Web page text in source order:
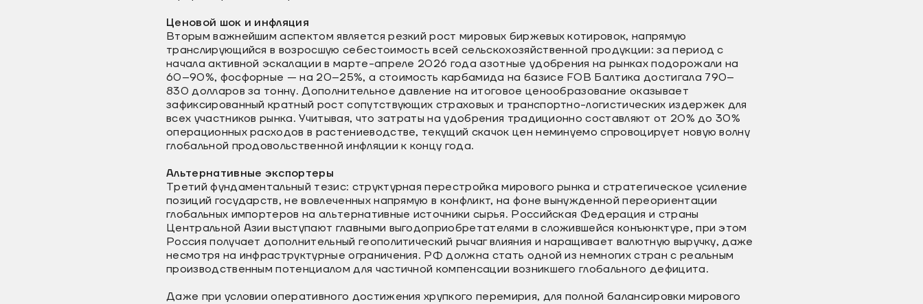
Ценовой шок и инфляция
Вторым важнейшим аспектом является резкий рост мировых биржевых котировок, напрямую
транслирующийся в возросшую себестоимость всей сельскохозяйственной продукции: за период с
начала активной эскалации в марте-апреле 2026 года азотные удобрения на рынках подорожали на
60–90%, фосфорные — на 20–25%, а стоимость карбамида на базисе FOB Балтика достигала 790–
830 долларов за тонну. Дополнительное давление на итоговое ценообразование оказывает
зафиксированный кратный рост сопутствующих страховых и транспортно-логистических издержек для
всех участников рынка. Учитывая, что затраты на удобрения традиционно составляют от 20% до 30%
операционных расходов в растениеводстве, текущий скачок цен неминуемо спровоцирует новую волну
глобальной продовольственной инфляции к концу года.
Альтернативные экспортеры
Третий фундаментальный тезис: структурная перестройка мирового рынка и стратегическое усиление
позиций государств, не вовлеченных напрямую в конфликт, на фоне вынужденной переориентации
глобальных импортеров на альтернативные источники сырья. Российская Федерация и страны
Центральной Азии выступают главными выгодоприобретателями в сложившейся конъюнктуре, при этом
Россия получает дополнительный геополитический рычаг влияния и наращивает валютную выручку, даже
несмотря на инфраструктурные ограничения. РФ должна стать одной из немногих стран с реальным
производственным потенциалом для частичной компенсации возникшего глобального дефицита.
Даже при условии оперативного достижения хрупкого перемирия, для полной балансировки мирового